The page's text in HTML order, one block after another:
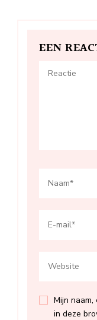
EEN
Mijn
in deze